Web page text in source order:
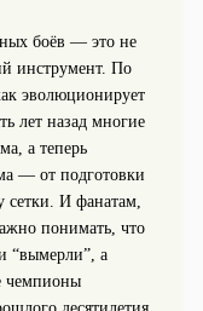
боёв — это не
инструмент. По
эволюционирует
лет назад многие
а теперь
— от подготовки
сетки. И фанатам,
понимать, что
“вымерли”, а
чемпионы